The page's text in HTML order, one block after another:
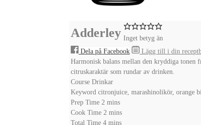
Adderley Inget betyg än
Dela på Facebook
Lägg till i din
Harmonisk balans mellan den kryddiga
citruskaraktär som rundar av drinken.
Course Drinkar
Keyword citronjuice, marashinolikör, orange
Prep Time 2 minutes
mins
Cook Time 2 minutes
mins
Total Time 4minutes
mins